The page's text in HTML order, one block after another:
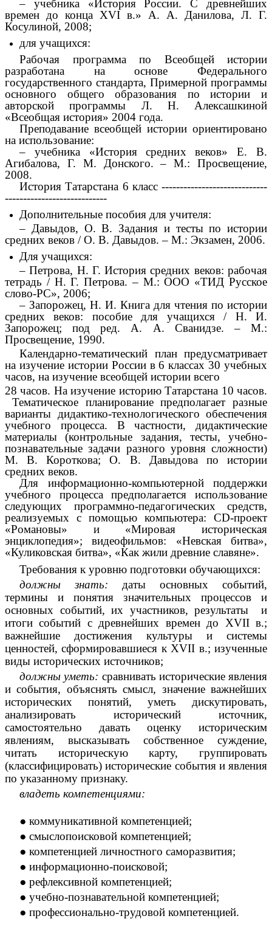
– учебника «История России. С древнейших
времен до конца XVI в.» А. А. Данилова, Л. Г.
Косулиной, 2008;
для учащихся:
Рабочая программа по Всеобщей истории
разработана на основе Федерального
государственного стандарта, Примерной программы
основного общего образования по истории и
авторской программы Л. Н. Алексашкиной
«Всеобщая история» 2004 года.
Преподавание всеобщей истории ориентировано
на использование:
– учебника «История средних веков» Е. В.
Агибалова, Г. М. Донского. – М.: Просвещение,
2008.
История Татарстана 6 класс -----------------------------
----------------------------
Дополнительные пособия для учителя:
– Давыдов, О. В. Задания и тесты по истории
средних веков / О. В. Давыдов. – М.: Экзамен, 2006.
Для учащихся:
– Петрова, Н. Г. История средних веков: рабочая
тетрадь / Н. Г. Петрова. – М.: ООО «ТИД Русское
слово-РС», 2006;
– Запорожец, Н. И. Книга для чтения по истории
средних веков: пособие для учащихся / Н. И.
Запорожец; под ред. А. А. Сванидзе. – М.:
Просвещение, 1990.
Календарно-тематический план предусматривает
на изучение истории России в 6 классах 30 учебных
часов, на изучение всеобщей истории всего
28 часов. На изучение историю Татарстана 10 часов.
Тематическое планирование предполагает разные
варианты дидактико-технологического обеспечения
учебного процесса. В частности, дидактические
материалы (контрольные задания, тесты, учебно-
познавательные задачи разного уровня сложности)
М. В. Короткова; О. В. Давыдова по истории
средних веков.
Для информационно-компьютерной поддержки
учебного процесса предполагается использование
следующих программно-педагогических средств,
реализуемых с помощью компьютера: CD-проект
«Романовы» и «Мировая историческая
энциклопедия»; видеофильмов: «Невская битва»,
«Куликовская битва», «Как жили древние славяне».
Требования к уровню подготовки обучающихся:
должны знать: даты основных событий,
термины и понятия значительных процессов и
основных событий, их участников, результаты и
итоги событий с древнейших времен до XVII в.;
важнейшие достижения культуры и системы
ценностей, сформировавшиеся к XVII в.; изученные
виды исторических источников;
должны уметь: сравнивать исторические явления
и события, объяснять смысл, значение важнейших
исторических понятий, уметь дискутировать,
анализировать исторический источник,
самостоятельно давать оценку историческим
явлениям, высказывать собственное суждение,
читать историческую карту, группировать
(классифицировать) исторические события и явления
по указанному признаку.
владеть компетенциями:
● коммуникативной компетенцией;
● смыслопоисковой компетенцией;
● компетенцией личностного саморазвития;
● информационно-поисковой;
● рефлексивной компетенцией;
● учебно-познавательной компетенцией;
● профессионально-трудовой компетенцией.